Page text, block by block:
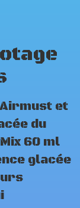
et
du
60 ml
glacée